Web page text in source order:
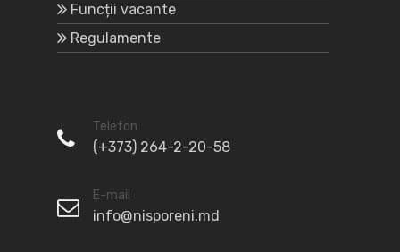
Funcții vacante
Regulamente
Telefon
(+373) 264-2-20-58
E-mail
info@nisporeni.md